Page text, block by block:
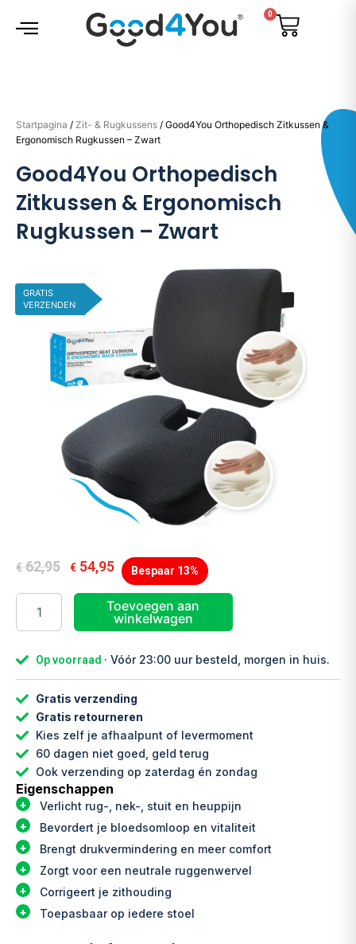
naar
0
Cart
Startpagina / Zit- & Rugkussens / Good4You Orthopedisch Zitkussen &
Ergonomisch Rugkussen – Zwart
Good4You Orthopedisch
Zitkussen & Ergonomisch
Rugkussen – Zwart
GRATIS
VERZENDEN
€62,95 € 54,95 Bespaar 13%
Good4You
Orthopedisch
Ergonomisch
Zwart
aantal
Toevoegen aan
winkelwagen
Op voorraad · Vóór 23:00 uur besteld, morgen in huis.
Gratis verzending
Gratis retourneren
Kies zelf je afhaalpunt of levermoment
60 dagen niet goed, geld terug
Ook verzending op zaterdag én zondag
Eigenschappen
Verlicht rug-, nek-, stuit en heuppijn
Bevordert je bloedsomloop en vitaliteit
Brengt drukvermindering en meer comfort
Zorgt voor een neutrale ruggenwervel
Corrigeert je zithouding
Toepasbaar op iedere stoel